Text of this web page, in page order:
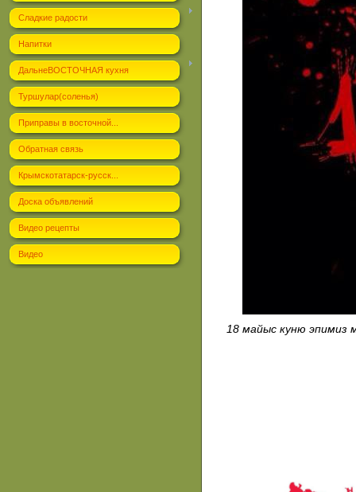
Сладкие радости
Напитки
ДальнеВОСТОЧНАЯ кухня
Туршулар(соленья)
Приправы в восточной...
Обратная связь
Крымскотатарск-русск...
Доска объявлений
Видео рецепты
Видео
18 майыс куню